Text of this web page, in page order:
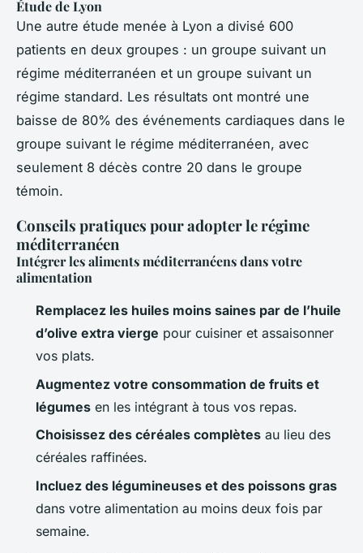
Étude de Lyon
Une autre étude menée à Lyon a divisé 600
patients en deux groupes : un groupe suivant un
régime méditerranéen et un groupe suivant un
régime standard. Les résultats ont montré une
baisse de 80% des événements cardiaques dans le
groupe suivant le régime méditerranéen, avec
seulement 8 décès contre 20 dans le groupe
témoin.
Conseils pratiques pour adopter le régime
méditerranéen
Intégrer les aliments méditerranéens dans votre
alimentation
Remplacez les huiles moins saines par de l’huile
d’olive extra vierge pour cuisiner et assaisonner
vos plats.
Augmentez votre consommation de fruits et
légumes en les intégrant à tous vos repas.
Choisissez des céréales complètes au lieu des
céréales raffinées.
Incluez des légumineuses et des poissons gras
dans votre alimentation au moins deux fois par
semaine.